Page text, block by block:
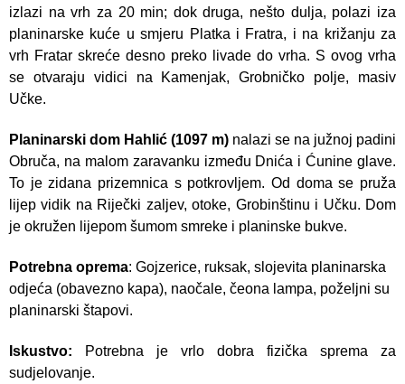
izlazi na vrh za 20 min; dok druga, nešto dulja, polazi iza
planinarske kuće u smjeru Platka i Fratra, i na križanju za
vrh Fratar skreće desno preko livade do vrha. S ovog vrha
se otvaraju vidici na Kamenjak, Grobničko polje, masiv
Učke.
Planinarski dom Hahlić (1097 m) nalazi se na južnoj padini
Obruča, na malom zaravanku između Dnića i Ćunine glave.
To je zidana prizemnica s potkrovljem. Od doma se pruža
lijep vidik na Riječki zaljev, otoke, Grobinštinu i Učku. Dom
je okružen lijepom šumom smreke i planinske bukve.
Potrebna oprema: Gojzerice, ruksak, slojevita planinarska
odjeća (obavezno kapa), naočale, čeona lampa, poželjni su
planinarski štapovi.
Iskustvo: Potrebna je vrlo dobra fizička sprema za
sudjelovanje.